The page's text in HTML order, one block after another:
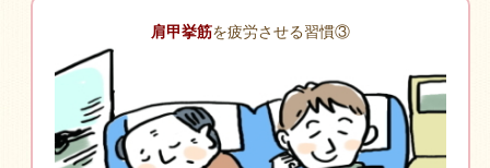
肩甲挙筋を疲労させる習慣③